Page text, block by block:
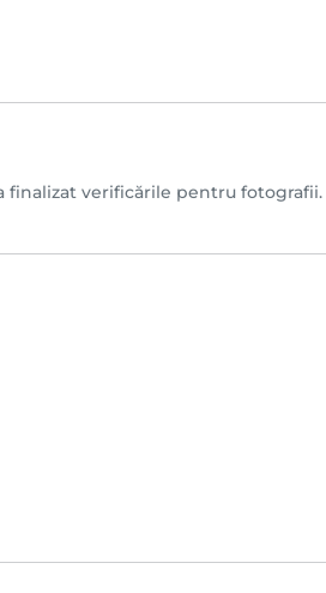
finalizat verificările pentru fotografii.